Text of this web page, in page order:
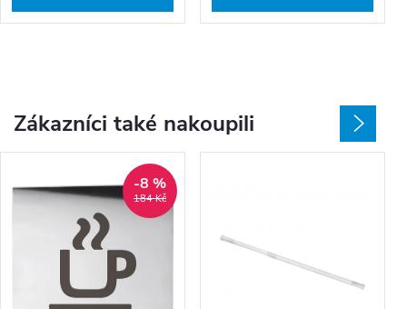
Zákazníci také nakoupili
184 Kč
-8 %